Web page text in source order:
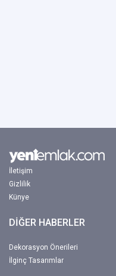
İletişim
Gizlilik
Künye
DİĞER HABERLER
Dekorasyon Önerileri
İlginç Tasarımlar